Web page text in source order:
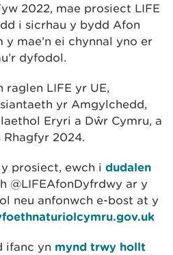
2022, mae prosiect LIFE
i sicrhau y bydd Afon
y mae’n ei chynnal yno er
dyfodol.
LIFE yr UE,
yr Amgylchedd,
Eryri a Dŵr Cymru, a
2024.
prosiect, ewch i dudalen
@LIFEAfonDyfrdwy ar y
neu anfonwch e-bost at y
ifanc yn mynd trwy hollt